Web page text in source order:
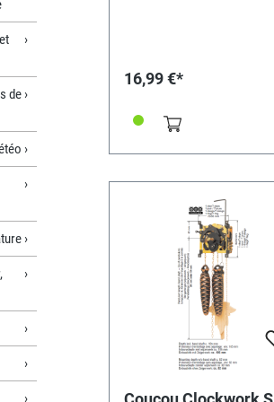
de
WZ.En retrait pour le
mmBatterie: 1.5V
de fonctionnement /
commander le pendule
séparément!Profondeur: 31
mmPour les dimensions
de l'installation, veuillez vous
reporter au document PDF
16,99 €*